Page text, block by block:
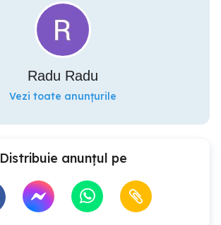
Radu Radu
Vezi toate anunțurile
Distribuie anunțul pe